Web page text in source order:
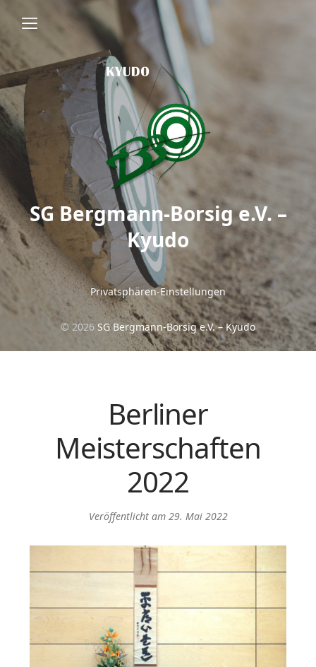
SG Bergmann-Borsig e.V. –
Kyudo
Privatsphären-Einstellungen
© 2026 SG Bergmann-Borsig e.V. – Kyudo
Berliner
Meisterschaften
2022
Veröffentlicht am 29. Mai 2022